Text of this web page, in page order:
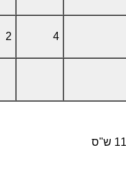
4
2